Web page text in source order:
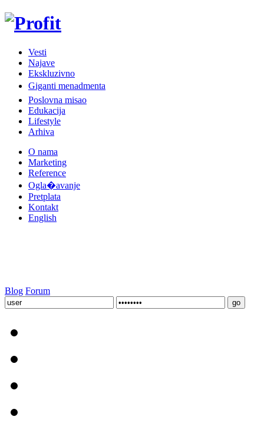
Vesti
Najave
Ekskluzivno
Giganti menadmenta
Poslovna misao
Edukacija
Lifestyle
Arhiva
O nama
Marketing
Reference
Ogla�avanje
Pretplata
Kontakt
English
Blog Forum